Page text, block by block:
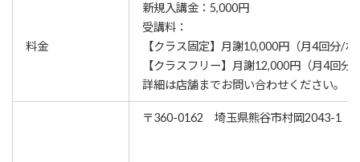
料金
新規入講金：5,000円
受講料：
【クラス固定】月謝10,000円（月4回分/
【クラスフリー】月謝12,000円（月4回分
詳細は店舗までお問い合わせください。
〒360-0162 埼玉県熊谷市村岡2043-1